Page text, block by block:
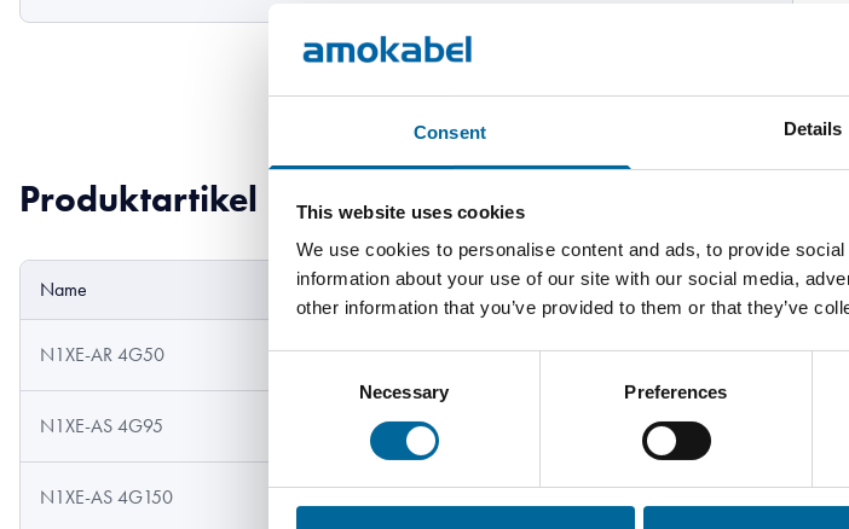
Consent Details
This website uses cookies
We use cookies to personalise content and ads, to provide
information about your use of our site with our social media,
other information that you’ve provided to them or that they’ve
Selection
Necessary Preferences
Produktartikel
Name Außendurchmesser Anzahl der Kerne
N1XE-AR 4G50 28.3 mm 4
N1XE-AS 4G95 33.2 mm 4
N1XE-AS 4G150